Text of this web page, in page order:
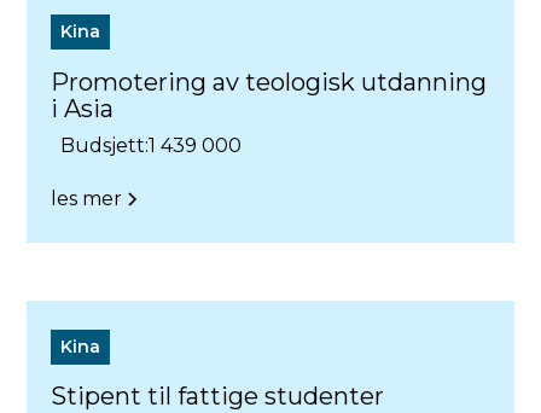
Kina
Promotering av teologisk utdanning
i Asia
Budsjett:1 439 000
les mer
Kina
Stipent til fattige studenter